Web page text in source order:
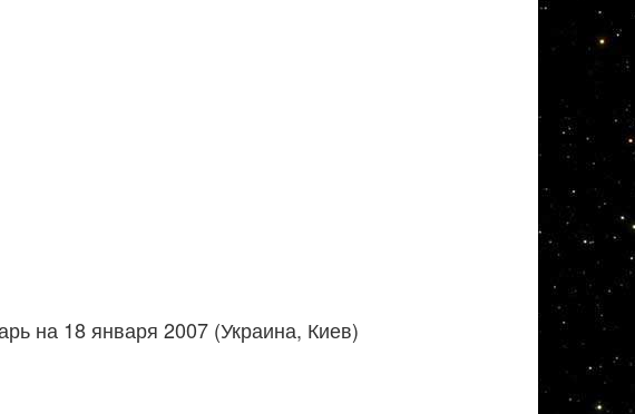
на 18 января 2007 (Украина, Киев)